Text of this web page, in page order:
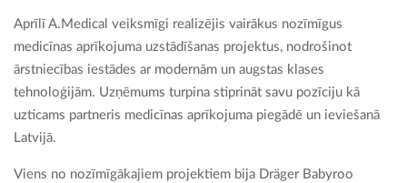
Aprīlī A.Medical veiksmīgi realizējis vairākus nozīmīgus
medicīnas aprīkojuma uzstādīšanas projektus, nodrošinot
ārstniecības iestādes ar modernām un augstas klases
tehnoloģijām. Uzņēmums turpina stiprināt savu pozīciju kā
uzticams partneris medicīnas aprīkojuma piegādē un ieviešanā
Latvijā.
Viens no nozīmīgākajiem projektiem bija Dräger Babyroo